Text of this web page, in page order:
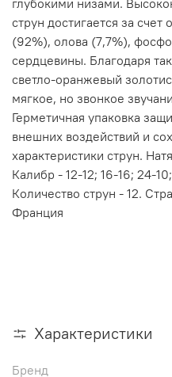
струн достигается за
(92%), олова (7,7%),
сердцевины. Благодаря
светло-оранжевый
мягкое, но звонкое
Герметичная упаковка
внешних воздействий и
характеристики струн.
Калибр - 12-12; 16-16; 24-
Количество струн - 12.
Франция
Характеристики
Бренд